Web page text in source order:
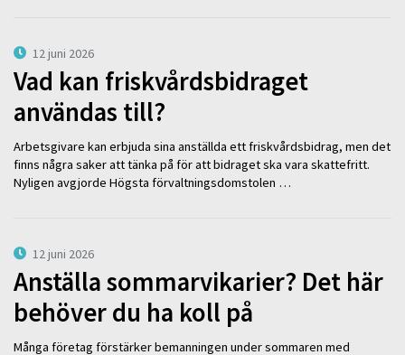
12 juni 2026
Vad kan friskvårdsbidraget
användas till?
Arbetsgivare kan erbjuda sina anställda ett friskvårdsbidrag, men det
finns några saker att tänka på för att bidraget ska vara skattefritt.
Nyligen avgjorde Högsta förvaltningsdomstolen …
12 juni 2026
Anställa sommarvikarier? Det här
behöver du ha koll på
Många företag förstärker bemanningen under sommaren med